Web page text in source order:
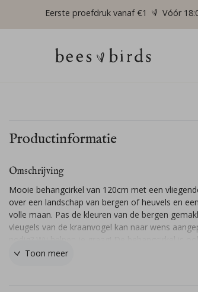
Eerste proefdruk vanaf €1 Vóór
Productinformatie
Omschrijving
Mooie behangcirkel van 120cm met een
over een landschap van bergen of heuvels en
volle maan. Pas de kleuren van de bergen
vleugels van de kraanvogel kan naar wens
80, 100 of 145 cm.
Toon meer